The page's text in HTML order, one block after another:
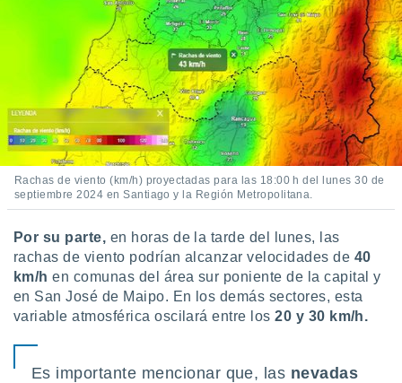
Rachas de viento (km/h) proyectadas para las 18:00 h del lunes 30 de
septiembre 2024 en Santiago y la Región Metropolitana.
Por su parte, en horas de la tarde del lunes, las
rachas de viento podrían alcanzar velocidades de 40
km/h en comunas del área sur poniente de la capital y
en San José de Maipo. En los demás sectores, esta
variable atmosférica oscilará entre los20 y 30 km/h.
Es importante mencionar que, las nevadas